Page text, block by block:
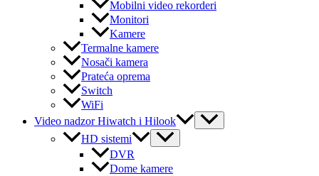
Mobilni video rekorderi
Monitori
Kamere
Termalne kamere
Nosači kamera
Prateća oprema
Switch
WiFi
Video nadzor Hiwatch i Hilook
Menu
Toggle
HD sistemi
Menu
Toggle
DVR
Dome kamere